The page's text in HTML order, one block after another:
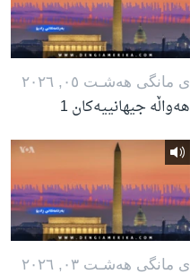
ی مانگی هه‌شـت ٠٥, ٢٠٢٦
هەواڵە جیهانییەکان 1
ی مانگی هه‌شـت ٠٣, ٢٠٢٦